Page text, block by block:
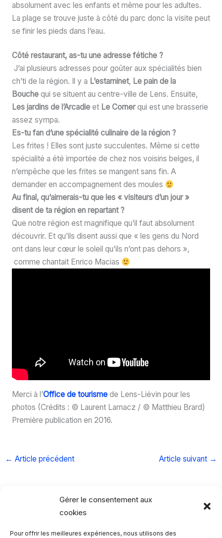
Gérer le consentement aux
cookies
Pour offrir les meilleures expériences, nous utilisons des
absolument avec les enfants et même pour les adultes.
La plage se trouve juste à côté du parc donc la visite peut
se finir les pieds dans l’eau.
Côté restaurant, as-tu une adresse fétiche ?
J’ai plusieurs adresses pour goûter aux spécialités bien
ch’ti de la région. Il y a L’estaminet, Le pain de la
Bouchequi se situent au centre-ville de Lens. Ensuite,
Les jardins de l’Arcadieet Le Cornerqui est une brasserie
assez sympa.
Es-tu fan d’une spécialité culinaire de la région ?
Les frites ! Elles sont juste succulentes. Même si cette
spécialité a été importée de chez nos voisins belges, il
n’empêche que les frites se mangent sans fin. A
demander en accompagnement des moules
Au final, qu’aimerais-tu que les « visiteurs d’un jour »
disent de ta région en repartant ?
Que notre région est magnifique qu’il faut absolument
découvrir. Et qu’ils disent aussi que « les gens du Nord
ont dans leur cœur le soleil qu’ils n’ont pas dehors »,
comme chantait Enrico Macias
Merci à l’Office de tourismede Lens-Liévin pour les
photos (Crédits : © Laurent Lamacz / © Matthieu Brard)
Première publication en 2016.
← Article précédent Article suivant →